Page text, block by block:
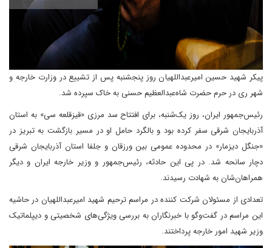
پیکر شهید حسین امیرعبداللهیان روز پنجشنبه پس از تشییع در وزارت خارجه و
شهر ری در حرم حضرت شاه‌عبدالعظیم حسنی به خاک سپرده شد.
رئیس‌جمهور ایران، روز یک‌شنبه، برای افتتاح سد مرزی «قیزقلعه سی» به استان
آذربایجان شرقی سفر کرده بود و بالگرد حامل او در مسیر بازگشت به تبریز در
«جنگل دیزمار» در محدوده عمومی بین ورزقان و جلفا استان آذربایجان شرقی
دچار سانحه شد. در پی این حادثه، رئیس‌جمهور و وزیر خارجه ایران و دیگر
همراهان‌شان به شهادت رسیدند.
تعدادی از مسئولان شرکت کننده در مراسم ترحیم شهید امیرعبداللهیان در حاشیه
این مراسم در گفت‌وگو با خبرنگاران به بررسی ویژگی‌های شخصیتی و دیپلماتیک
وزیر شهید امور خارجه پرداختند.